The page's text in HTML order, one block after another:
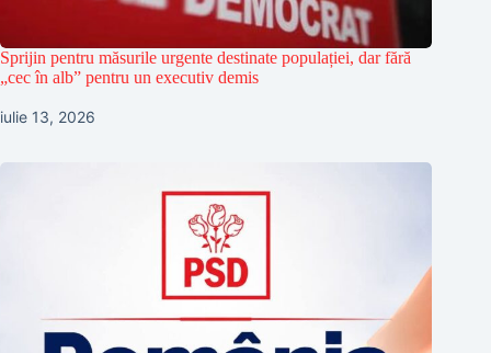
Sprijin pentru măsurile urgente destinate populației, dar fără
„cec în alb” pentru un executiv demis
iulie 13, 2026